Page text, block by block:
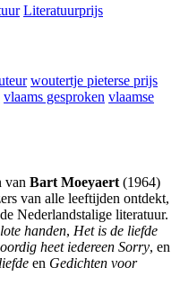
Literatuurprijs
woutertje pieterse prijs
vlaams gesproken vlaamse
van Bart Moeyaert (1964)
van alle leeftijden ontdekt,
Nederlandstalige literatuur.
handen, Het is de liefde
heet iedereen Sorry, en
en Gedichten voor